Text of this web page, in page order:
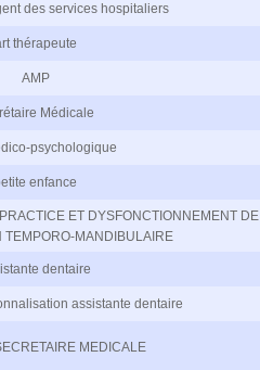
des services hospitaliers
thérapeute
AMP
Médicale
psychologique
enfance
ET DYSFONCTIONNEMENT DE
TEMPORO-MANDIBULAIRE
dentaire
assistante dentaire
MEDICALE